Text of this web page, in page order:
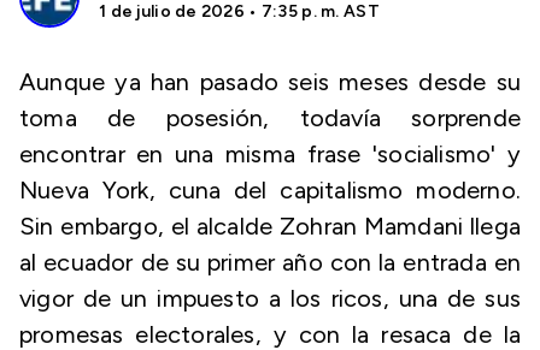
1 de julio de 2026 • 7:35 p. m. AST
Aunque ya han pasado seis meses desde su
toma de posesión, todavía sorprende
encontrar en una misma frase 'socialismo' y
Nueva York, cuna del capitalismo moderno.
Sin embargo, el alcalde Zohran Mamdani llega
al ecuador de su primer año con la entrada en
vigor de un impuesto a los ricos, una de sus
promesas electorales, y con la resaca de la